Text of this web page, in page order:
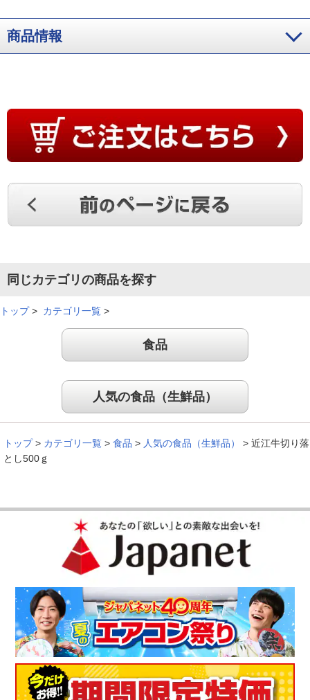
商品情報
同じカテゴリの商品を探す
トップ> カテゴリ一覧 >
食品
人気の食品（生鮮品）
トップ > カテゴリ一覧 > 食品 > 人気の食品（生鮮品） > 近江牛切り落
とし500ｇ